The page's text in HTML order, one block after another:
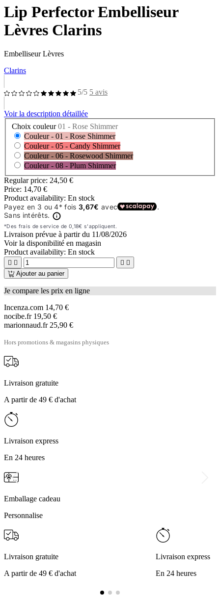
Lip Perfector Embelliseur
Lèvres Clarins
Embelliseur Lèvres
Clarins
5/5 5 avis
Voir la description détaillée
Choix couleur01 - Rose Shimmer
Couleur - 01 - Rose Shimmer
Couleur - 05 - Candy Shimmer
Couleur - 06 - Rosewood Shimmer
Couleur - 08 - Plum Shimmer
Regular price: 24,50 €
Price: 14,70 €
Product availability: En stock
Livraison prévue à partir du 11/08/2026
Voir la disponibilité en magasin
Product availability: En stock
   
Ajouter au panier
Je compare les prix en ligne
Incenza.com 14,70 €
nocibe.fr 19,50 €
marionnaud.fr 25,90 €
Hors promotions & magasins physiques
Livraison gratuite
A partir de 49 € d'achat
Livraison express
En 24 heures
Emballage cadeau
Personnalise
Livraison gratuite
A partir de 49 € d'achat
Livraison express
En 24 heures